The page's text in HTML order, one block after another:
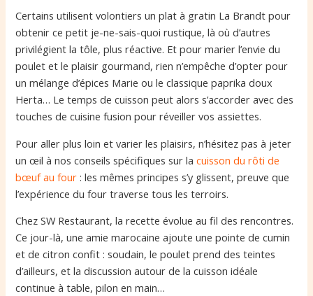
Certains utilisent volontiers un plat à gratin La Brandt pour
obtenir ce petit je-ne-sais-quoi rustique, là où d’autres
privilégient la tôle, plus réactive. Et pour marier l’envie du
poulet et le plaisir gourmand, rien n’empêche d’opter pour
un mélange d’épices Marie ou le classique paprika doux
Herta… Le temps de cuisson peut alors s’accorder avec des
touches de cuisine fusion pour réveiller vos assiettes.
Pour aller plus loin et varier les plaisirs, n’hésitez pas à jeter
un œil à nos conseils spécifiques sur lacuisson du rôti de
bœuf au four : les mêmes principes s’y glissent, preuve que
l’expérience du four traverse tous les terroirs.
Chez SW Restaurant, la recette évolue au fil des rencontres.
Ce jour-là, une amie marocaine ajoute une pointe de cumin
et de citron confit : soudain, le poulet prend des teintes
d’ailleurs, et la discussion autour de la cuisson idéale
continue à table, pilon en main…